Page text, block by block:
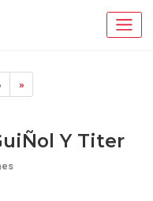
»
Y Titer